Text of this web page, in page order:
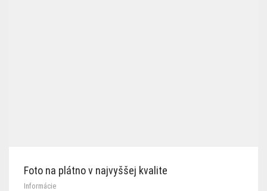
Foto na plátno v najvyššej kvalite
Informácie